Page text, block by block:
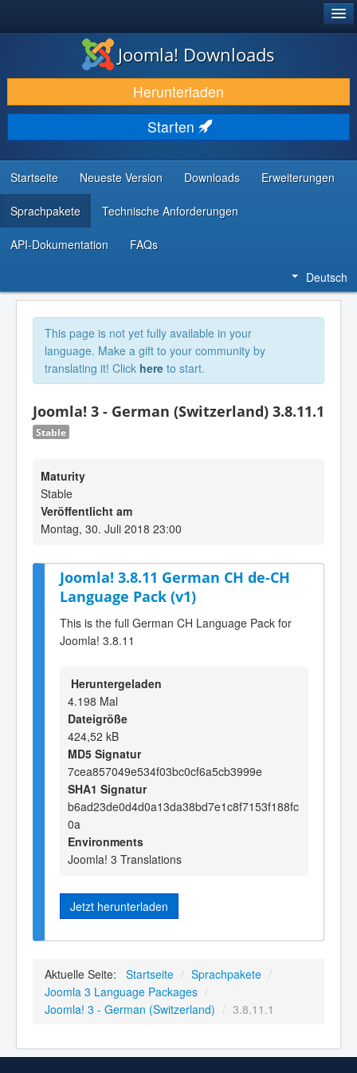
DOWNLOAD & ERWEITERN
ENTDECKEN & LERNEN
COMMUNITY & SUPPORT
RESSOURCEN FÜR ENTWICKLER
Joomla! Downloads
Herunterladen
Starten
Startseite Neueste Version Downloads Erweiterungen
Sprachpakete Technische Anforderungen
API-Dokumentation FAQs
Deutsch
This page is not yet fully available in your
language. Make a gift to your community by
translating it! Click here to start.
Joomla! 3 - German (Switzerland) 3.8.11.1
Stable
Maturity
Stable
Veröffentlicht am
Montag, 30. Juli 2018 23:00
Joomla! 3.8.11 German CH de-CH
Language Pack (v1)
This is the full German CH Language Pack for
Joomla! 3.8.11
Heruntergeladen
4.198 Mal
Dateigröße
424,52 kB
MD5 Signatur
7cea857049e534f03bc0cf6a5cb3999e
SHA1 Signatur
b6ad23de0d4d0a13da38bd7e1c8f7153f188fc
0a
Environments
Joomla! 3 Translations
Jetzt herunterladen
Aktuelle Seite: Startseite / Sprachpakete /
Joomla 3 Language Packages /
Joomla! 3 - German (Switzerland) / 3.8.11.1